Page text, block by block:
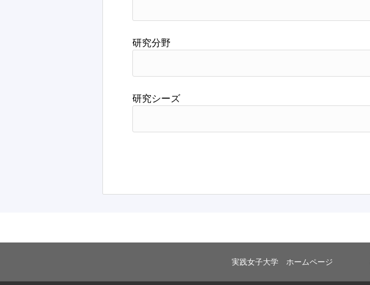
研究分野
研究シーズ
実践女子大学 ホームページ